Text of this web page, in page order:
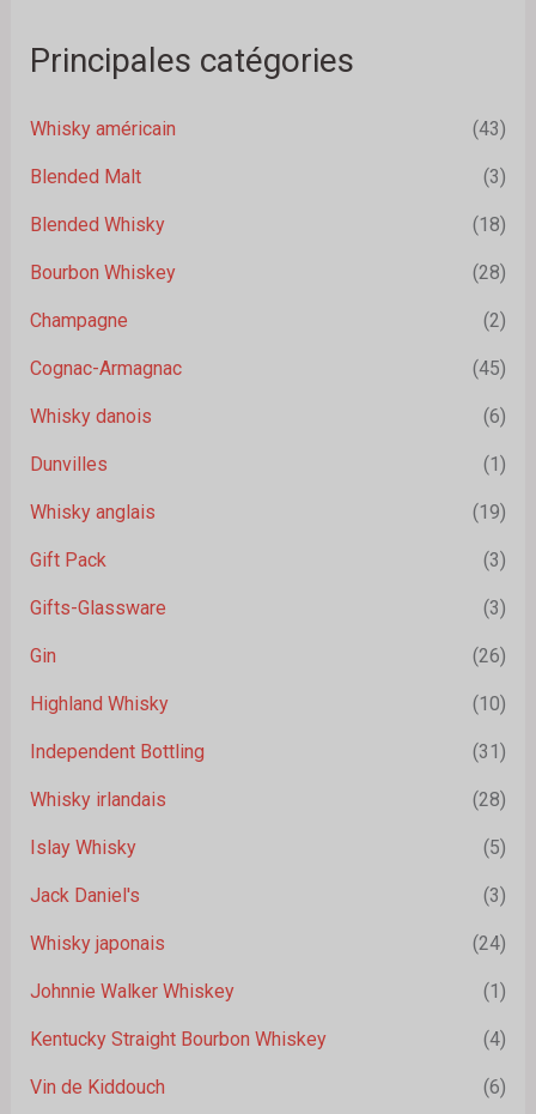
Principales catégories
Whisky américain (43)
Blended Malt (3)
Blended Whisky (18)
Bourbon Whiskey (28)
Champagne (2)
Cognac-Armagnac (45)
Whisky danois (6)
Dunvilles (1)
Whisky anglais (19)
Gift Pack (3)
Gifts-Glassware (3)
Gin (26)
Highland Whisky (10)
Independent Bottling (31)
Whisky irlandais (28)
Islay Whisky (5)
Jack Daniel's (3)
Whisky japonais (24)
Johnnie Walker Whiskey (1)
Kentucky Straight Bourbon Whiskey (4)
Vin de Kiddouch (6)